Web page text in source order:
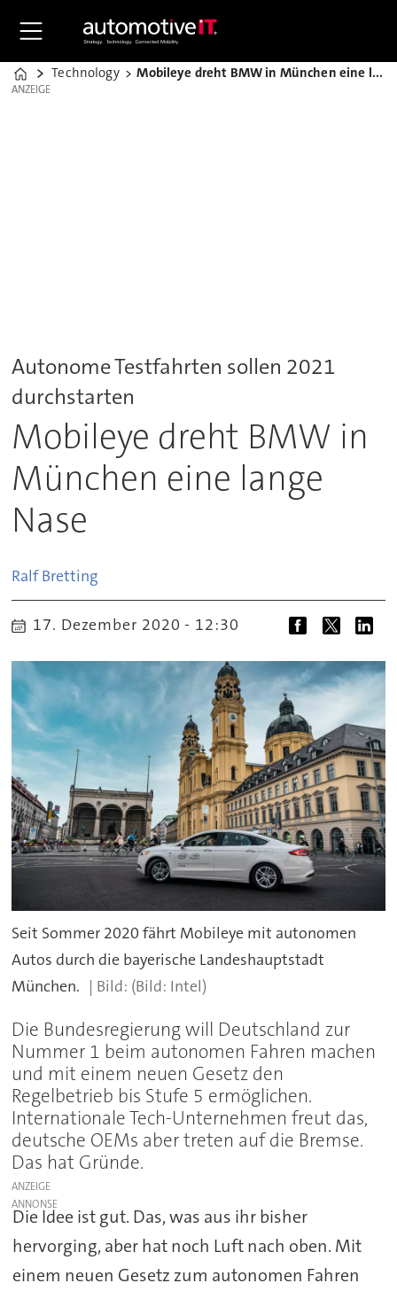
Home
Technology Mobileye dreht BMW in München eine lange Nase
ANZEIGE
ANZEIGE
Autonome Testfahrten sollen 2021
durchstarten
Mobileye dreht BMW in
München eine lange
Nase
RalfBretting
17. Dezember 2020 - 12:30
Seit Sommer 2020 fährt Mobileye mit autonomen
Autos durch die bayerische Landeshauptstadt
München.
(Bild: Intel)
Die Bundesregierung will Deutschland zur
Nummer 1 beim autonomen Fahren machen
und mit einem neuen Gesetz den
Regelbetrieb bis Stufe 5 ermöglichen.
Internationale Tech-Unternehmen freut das,
deutsche OEMs aber treten auf die Bremse.
Das hat Gründe.
ANZEIGE
Die Idee ist gut. Das, was aus ihr bisher
hervorging, aber hat noch Luft nach oben. Mit
einem neuen Gesetz zum autonomen Fahren